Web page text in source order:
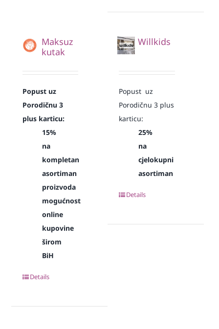
Maksuz
kutak
Popust uz
Porodičnu 3
plus karticu:
15%
na
kompletan
asortiman
proizvoda
mogućnost
online
kupovine
širom
BiH
Details
Willkids
Popust uz
Porodičnu 3 plus
karticu:
25%
na
cjelokupni
asortiman
Details